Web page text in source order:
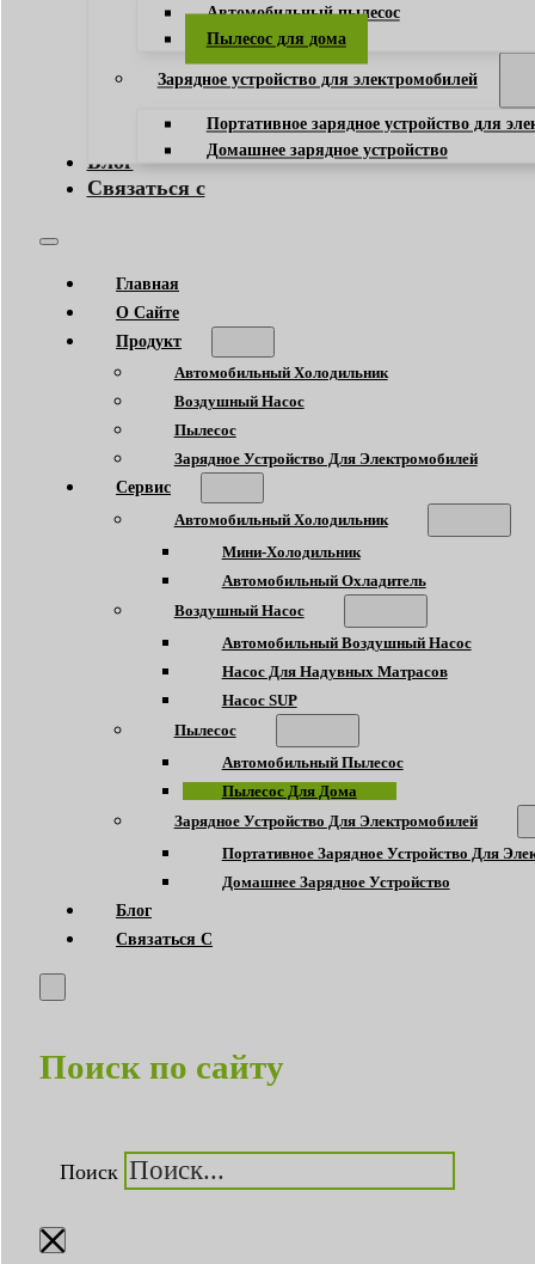
Автомобильный пылесос
Пылесос для дома
Зарядное устройство для электромобилей
Портативное зарядное устройство для
Домашнее зарядное устройство
Блог
Связаться с
Главная
О Сайте
Продукт
Автомобильный Холодильник
Воздушный Насос
Пылесос
Зарядное Устройство Для Электромобилей
Сервис
Автомобильный Холодильник
Мини-Холодильник
Автомобильный Охладитель
Воздушный Насос
Автомобильный Воздушный Насос
Насос Для Надувных Матрасов
Насос SUP
Пылесос
Автомобильный Пылесос
Пылесос Для Дома
Зарядное Устройство Для Электромобилей
Портативное Зарядное Устройство Для
Домашнее Зарядное Устройство
Блог
Связаться С
Поиск по сайту
Поиск
×